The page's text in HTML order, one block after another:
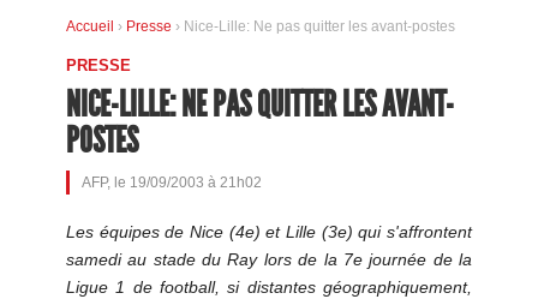
Accueil › Presse › Nice-Lille: Ne pas quitter les avant-postes
PRESSE
NICE-LILLE: NE PAS QUITTER LES AVANT-
POSTES
AFP, le 19/09/2003 à 21h02
Les équipes de Nice (4e) et Lille (3e) qui s'affrontent
samedi au stade du Ray lors de la 7e journée de la
Ligue 1 de football, si distantes géographiquement,